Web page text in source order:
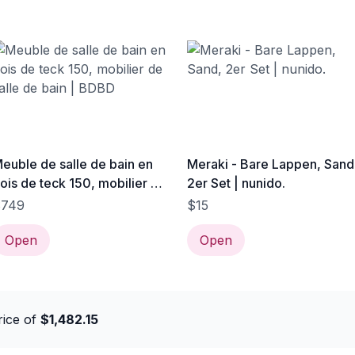
Badvorleger Bamboo
de salle de bain en
de teck 150, mobilier de
de bain | BDBD
Open
Meraki - Bare Lappen,
2er Set | nunido.
$15
Open
of $1,482.15